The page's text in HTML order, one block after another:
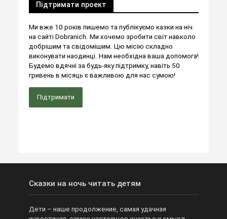
Підтримати проект
Ми вже 10 років пишемо та публікуємо казки на ніч
на сайті Dobranich. Ми хочемо зробити світ навколо
добрішим та свідомішим. Цю місію складно
виконувати наодинці. Нам необхідна ваша допомога!
Будемо вдячні за будь-яку підтримку, навіть 50
гривень в місяць є важливою для нас сумою!
Підтримати
Сказки на ночь читать детям
Дети – наше продолжение, самая удачная